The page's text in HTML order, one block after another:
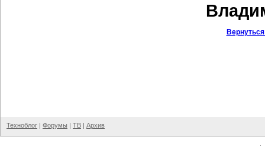
Техноблог | Форумы | ТВ | Архив